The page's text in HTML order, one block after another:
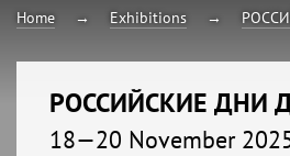
Home Exhibitions
РОССИЙСКИЕ ДНИ
18—20 November